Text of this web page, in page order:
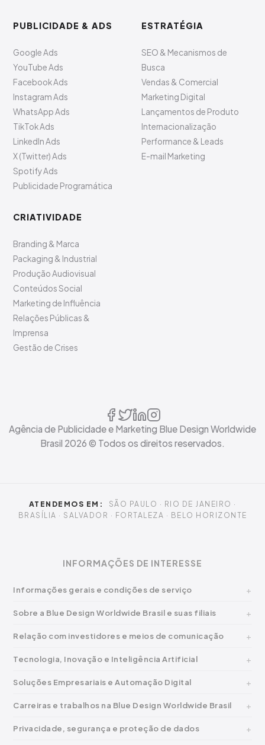
PUBLICIDADE & ADS
Google Ads
YouTube Ads
Facebook Ads
Instagram Ads
WhatsApp Ads
TikTok Ads
LinkedIn Ads
X (Twitter) Ads
Spotify Ads
Publicidade Programática
ESTRATÉGIA
SEO & Mecanismos de
Busca
Vendas & Comercial
Marketing Digital
Lançamentos de Produto
Internacionalização
Performance & Leads
E-mail Marketing
CRIATIVIDADE
Branding & Marca
Packaging & Industrial
Produção Audiovisual
Conteúdos Social
Marketing de Influência
Relações Públicas &
Imprensa
Gestão de Crises
Agência de Publicidade e Marketing Blue Design Worldwide
Brasil 2026 © Todos os direitos reservados.
ATENDEMOS EM:
SÃO PAULO · RIO DE JANEIRO ·
BRASÍLIA · SALVADOR · FORTALEZA · BELO HORIZONTE
INFORMAÇÕES DE INTERESSE
Informações gerais e condições de serviço
Sobre a Blue Design Worldwide Brasil e suas filiais
Relação com investidores e meios de comunicação
Tecnologia, Inovação e Inteligência Artificial
Soluções Empresariais e Automação Digital
Carreiras e trabalhos na Blue Design Worldwide Brasil
Privacidade, segurança e proteção de dados